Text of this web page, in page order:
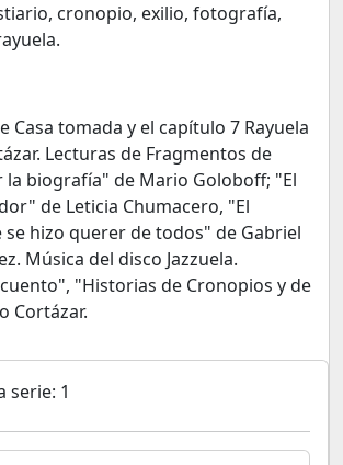
cronopio, exilio, fotografía,
Casa tomada y el capítulo 7 Rayuela
Lecturas de Fragmentos de
la biografía" de Mario Goloboff; "El
de Leticia Chumacero, "El
hizo querer de todos" de Gabriel
Música del disco Jazzuela.
"Historias de Cronopios y de
Cortázar.
serie: 1